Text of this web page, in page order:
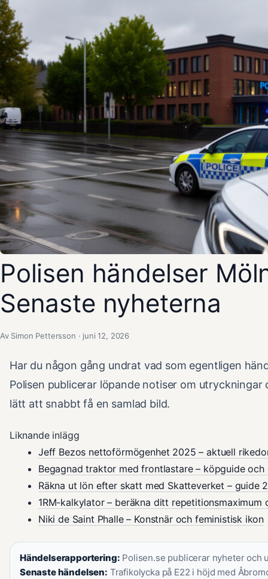
Polisen händelser
Senaste nyheterna
Av Simon Pettersson · juni 12, 2026
Har du någon gång undrat vad som egentligen
Polisen publicerar löpande notiser om
lätt att snabbt få en samlad bild.
Liknande inlägg
Jeff Bezos nettoförmögenhet 2025 – aktuell
Begagnad traktor med frontlastare – köpguide och
Räkna ut lön efter skatt med Skatteverket – guide
1RM-kalkylator – beräkna ditt repetitionsmaximum
Niki de Saint Phalle – Konstnär och feministisk ikon
Händelserapportering: Polisen.se publicerar nyheter och
Senaste händelsen: Trafikolycka på E22 i höjd med